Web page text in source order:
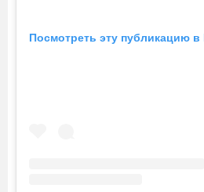
Посмотреть эту публикацию в